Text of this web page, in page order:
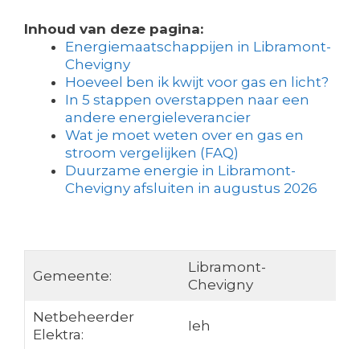
Inhoud van deze pagina:
Energiemaatschappijen in Libramont-
Chevigny
Hoeveel ben ik kwijt voor gas en licht?
In 5 stappen overstappen naar een
andere energieleverancier
Wat je moet weten over en gas en
stroom vergelijken (FAQ)
Duurzame energie in Libramont-
Chevigny afsluiten in augustus 2026
Gemeente:
Libramont-
Chevigny
Netbeheerder
Elektra:
Ieh